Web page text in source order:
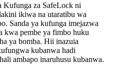
Kufunga za SafeLock ni
ikiwa na utaratibu wa
Sanda ya kufunga imejazwa
kwa pembe ya fimbo huku
ya bomba. Hii inazuia
kubanwa hadi
ambapo inaruhusu kubanwa.